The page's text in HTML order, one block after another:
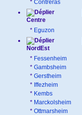
* Contreras
Centre
* Eguzon
NordEst
* Fessenheim
* Gambsheim
* Gerstheim
* Iffezheim
* Kembs
* Marckolsheim
* Ottmarsheim